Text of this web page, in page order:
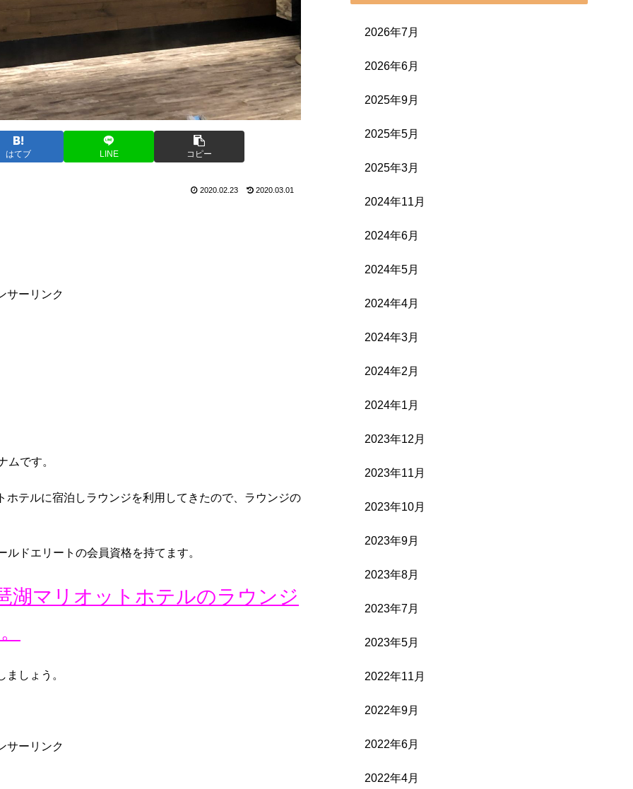
はてブ LINE コピー
2020.02.23 2020.03.01
サーリンク
ムです。
テルに宿泊しラウンジを利用してきたので、ラウンジの
ドエリートの会員資格を持てます。
湖マリオットホテルのラウンジ
しょう。
サーリンク
2026年7月
2026年6月
2025年9月
2025年5月
2025年3月
2024年11月
2024年6月
2024年5月
2024年4月
2024年3月
2024年2月
2024年1月
2023年12月
2023年11月
2023年10月
2023年9月
2023年8月
2023年7月
2023年5月
2022年11月
2022年9月
2022年6月
2022年4月